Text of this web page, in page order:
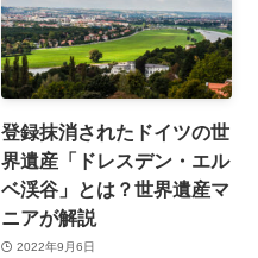
登録抹消されたドイツの世
界遺産「ドレスデン・エル
ベ渓谷」とは？世界遺産マ
ニアが解説
2022年9月6日